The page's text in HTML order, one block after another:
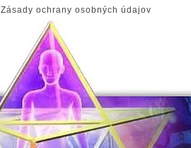
Zásady ochrany osobných údajov